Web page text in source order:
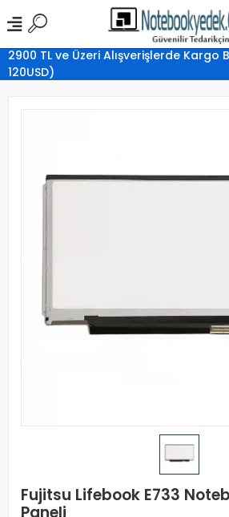
2900 TL ve Üzeri Alışverişlerde Kargo
120USD)
Fujitsu Lifebook E733
Paneli